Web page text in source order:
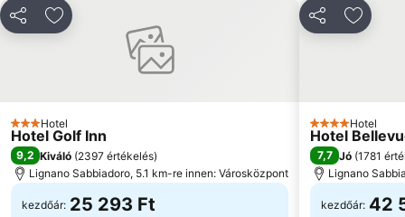
Aquasplash
Centro storico
Insula
Parco Junior
Campeggi
MegosztásHozzáadás a kedvencekhez
3 Kategória
Hotel
Hotel Golf Inn
9,2 Kiváló (2397 értékelés)
Lignano Sabbiadoro, 5.1 km-re innen: Városközpont
kezdőár: 25 293 Ft
Megosztás
4 Kategória
Hotel
Hotel
7,7 Jó (1781
Lignano
kezdőár: 42